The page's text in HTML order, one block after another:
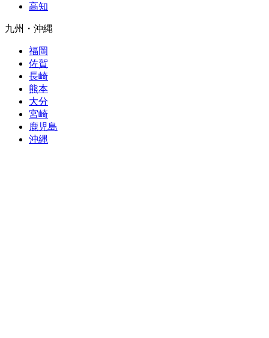
高知
九州・沖縄
福岡
佐賀
長崎
熊本
大分
宮崎
鹿児島
沖縄